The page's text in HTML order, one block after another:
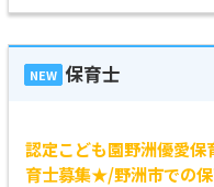
NEW 保育士
認定こども園野洲優愛
育士募集★/野洲市での